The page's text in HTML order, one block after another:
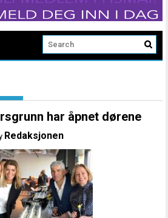
har åpnet dørene
Redaksjonen